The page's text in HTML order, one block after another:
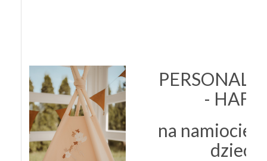
- HAFT
na namiocie
dzieci